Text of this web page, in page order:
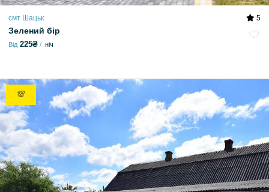
смт Шацьк 5
Зелений бір
Від 225₴ ніч
💯